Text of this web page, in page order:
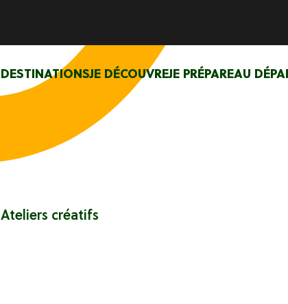
DESTINATIONSJE DÉCOUVREJE PRÉPAREAU
Ateliers créatifs